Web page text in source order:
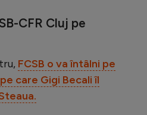
CFR Cluj pe
FCSB o va întâlni pe
care Gigi Becali îl